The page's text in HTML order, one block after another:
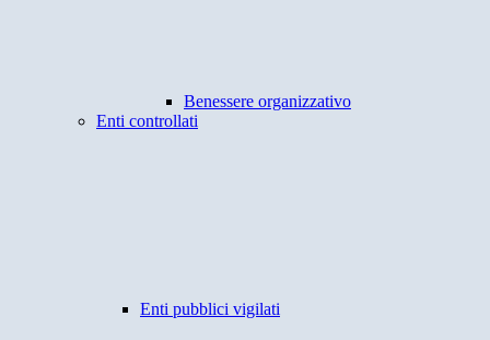
Benessere organizzativo
Enti controllati
Enti pubblici vigilati